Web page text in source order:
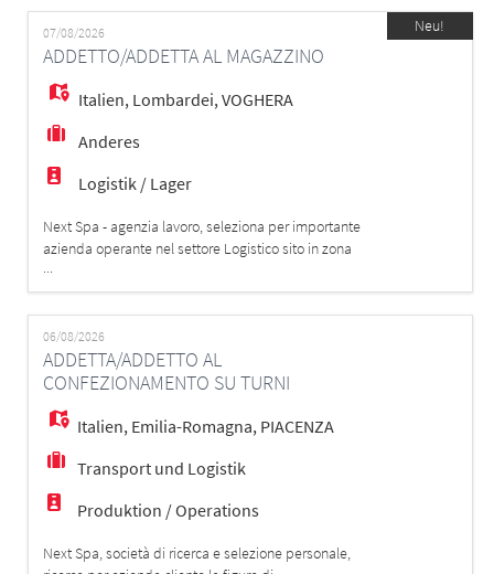
Mansioni - Eseguire attività di manutenzione ordinaria e
di primo intervento sugli impianti meccanici ed elettrici.
- Garantire il
07/08/2026
ADDETTO/ADDETTA AL MAGAZZINO
Italien, Lombardei,VOGHERA
Anderes
Logistik / Lager
Next Spa - agenzia lavoro, seleziona per importante
azienda operante nel settore Logistico sito in zona
Voghera la figura di: ADDETTO/ADDETTA AL MAGAZZINO
La risorsa verrà inserita all'interno del reparto
ricevimento merci e si occuperà di: - Ricezione e
controllo della merce in entrata; - Verifica della
conformità dei colli e della documen
...
Neu!
06/08/2026
ADDETTA/ADDETTO AL
CONFEZIONAMENTO SU TURNI
Italien, Emilia-Romagna, PIACENZA
Transport und Logistik
Produktion / Operations
Next Spa, società di ricerca e selezione personale,